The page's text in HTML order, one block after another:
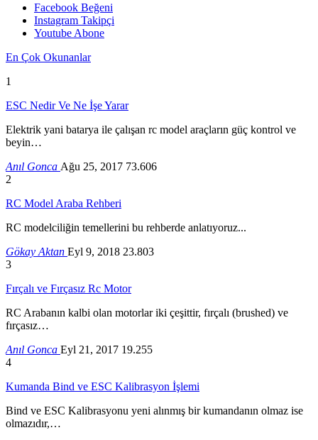
Facebook Beğeni
Instagram Takipçi
Youtube Abone
En Çok Okunanlar
1
ESC Nedir Ve Ne İşe Yarar
Elektrik yani batarya ile çalışan rc model araçların güç kontrol ve
beyin…
Anıl Gonca Ağu 25, 2017 73.606
2
RC Model Araba Rehberi
RC modelciliğin temellerini bu rehberde anlatıyoruz...
Gökay Aktan Eyl 9, 2018 23.803
3
Fırçalı ve Fırçasız Rc Motor
RC Arabanın kalbi olan motorlar iki çeşittir, fırçalı (brushed) ve
fırçasız…
Anıl Gonca Eyl 21, 2017 19.255
4
Kumanda Bind ve ESC Kalibrasyon İşlemi
Bind ve ESC Kalibrasyonu yeni alınmış bir kumandanın olmaz ise
olmazıdır,…